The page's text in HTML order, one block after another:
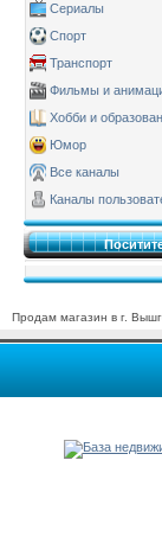
Сериалы
Спорт
Транспорт
Фильмы и
Хобби и
Юмор
Все каналы
Каналы
Продам магазин в г.